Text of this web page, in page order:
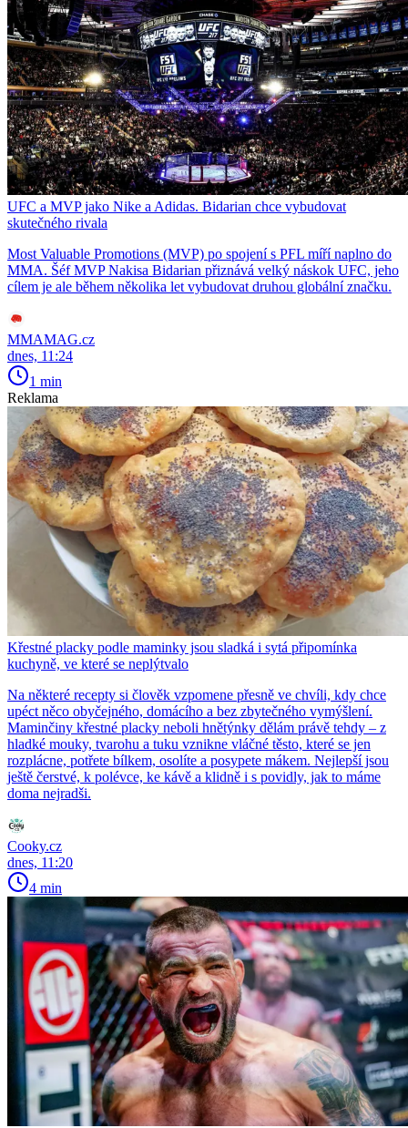
UFC a MVP jako Nike a Adidas. Bidarian chce vybudovat
skutečného rivala
Most Valuable Promotions (MVP) po spojení s PFL míří naplno do
MMA. Šéf MVP Nakisa Bidarian přiznává velký náskok UFC, jeho
cílem je ale během několika let vybudovat druhou globální značku.
MMAMAG.cz
dnes, 11:24
1 min
Reklama
Křestné placky podle maminky jsou sladká i sytá připomínka
kuchyně, ve které se neplýtvalo
Na některé recepty si člověk vzpomene přesně ve chvíli, kdy chce
upéct něco obyčejného, domácího a bez zbytečného vymýšlení.
Maminčiny křestné placky neboli hnětýnky dělám právě tehdy – z
hladké mouky, tvarohu a tuku vznikne vláčné těsto, které se jen
rozplácne, potřete bílkem, osolíte a posypete mákem. Nejlepší jsou
ještě čerstvé, k polévce, ke kávě a klidně i s povidly, jak to máme
doma nejradši.
Cooky.cz
dnes, 11:20
4 min